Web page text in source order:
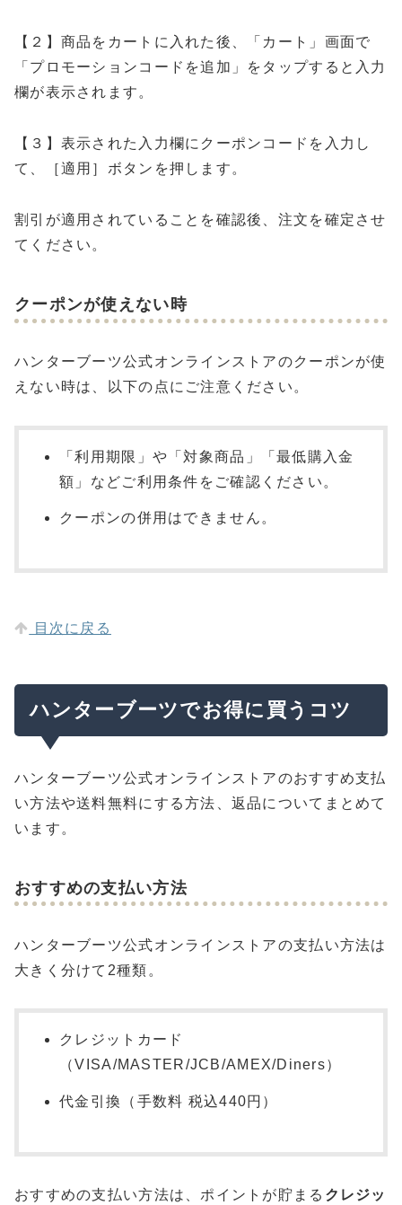
【２】商品をカートに入れた後、「カート」画面で
「プロモーションコードを追加」をタップすると入力
欄が表示されます。
【３】表示された入力欄にクーポンコードを入力し
て、［適用］ボタンを押します。
割引が適用されていることを確認後、注文を確定させ
てください。
クーポンが使えない時
ハンターブーツ公式オンラインストアのクーポンが使
えない時は、以下の点にご注意ください。
「利用期限」や「対象商品」「最低購入金
額」などご利用条件をご確認ください。
クーポンの併用はできません。
目次に戻る
ハンターブーツでお得に買うコツ
ハンターブーツ公式オンラインストアのおすすめ支払
い方法や送料無料にする方法、返品についてまとめて
います。
おすすめの支払い方法
ハンターブーツ公式オンラインストアの支払い方法は
大きく分けて2種類。
クレジットカード
（VISA/MASTER/JCB/AMEX/Diners）
代金引換（手数料 税込440円）
おすすめの支払い方法は、ポイントが貯まる クレジッ